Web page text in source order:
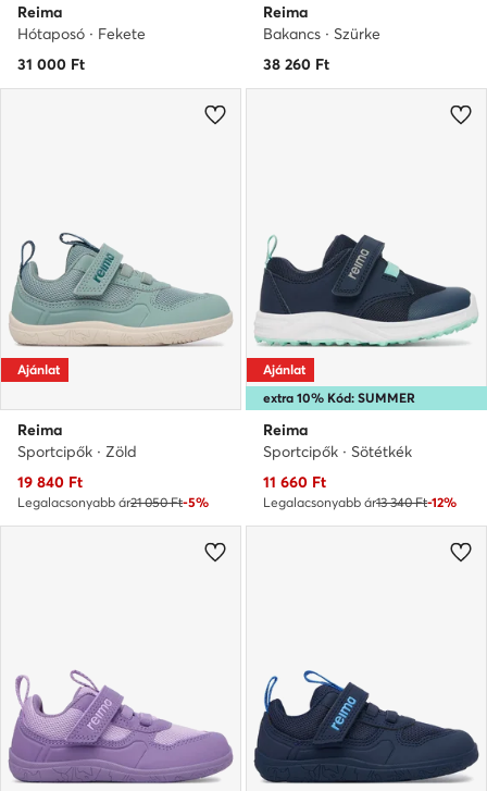
Reima
Hótaposó · Fekete
31 000 Ft
Reima
Bakancs · Szürke
38 260 Ft
Ajánlat
Reima
Sportcipők · Zöld
Aktuális ár
19 840 Ft
Legalacsonyabb ár21 050 Ft-5%
extra 10% Kód: SUMMER
Ajánlat
Reima
Sportcipők · Sötétkék
Aktuális ár
11 660 Ft
Legalacsonyabb ár13 340 Ft-12%